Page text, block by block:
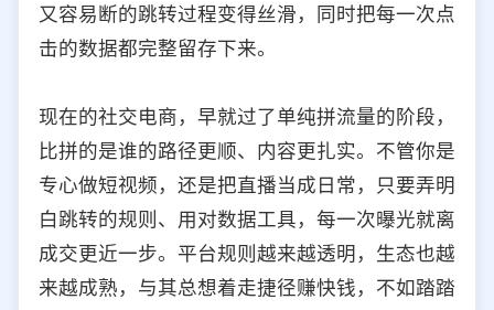
又容易断的跳转过程变得丝滑，同时把每一次点
击的数据都完整留存下来。
现在的社交电商，早就过了单纯拼流量的阶段，
比拼的是谁的路径更顺、内容更扎实。不管你是
专心做短视频，还是把直播当成日常，只要弄明
白跳转的规则、用对数据工具，每一次曝光就离
成交更近一步。平台规则越来越透明，生态也越
来越成熟，与其总想着走捷径赚快钱，不如踏踏